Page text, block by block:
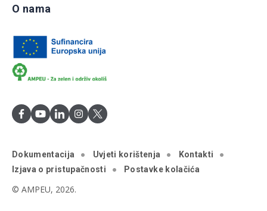
O nama
Dokumentacija Uvjeti korištenja
Kontakti
Izjava o pristupačnosti
Postavke kolačića
© AMPEU, 2026.